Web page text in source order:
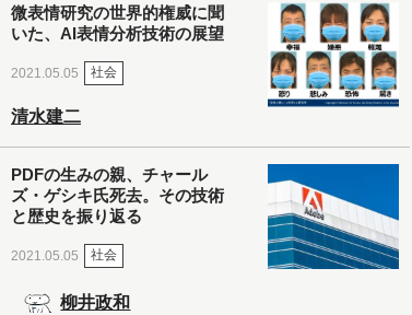
微表情研究の世界的権威に聞
いた、AI表情分析技術の展望
2021.05.05 社会
清水建二
PDFの生みの親、チャール
ズ・ゲシキ氏死去。その技術
と歴史を振り返る
2021.05.05 社会
柳井政和